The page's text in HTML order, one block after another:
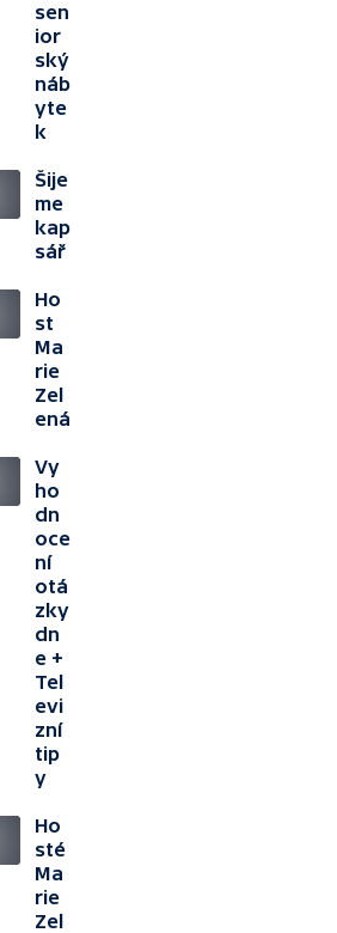
sen
ior
ský
náb
yte
k
Šije
me
kap
sář
Ho
st
Ma
rie
Zel
ená
Vy
ho
dn
oce
ní
otá
zky
dn
e +
Tel
evi
zní
tip
y
Ho
sté
Ma
rie
Zel